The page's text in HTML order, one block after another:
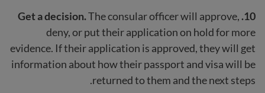
10.
Get a decision.The consular officer will approve,
deny, or put their application on hold for more
evidence. If their application is approved, they will get
information about how their passport and visa will be
returned to them and the next steps.